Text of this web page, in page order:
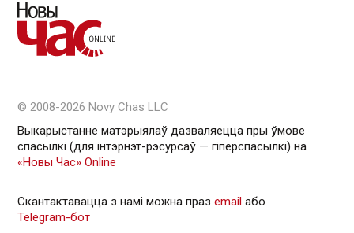
© 2008-2026 Novy Chas LLC
Выкарыстанне матэрыялаў дазваляецца пры ўмове
спасылкі (для інтэрнэт-рэсурсаў — гiперспасылкi) на
«Новы Час» Online
Скантактавацца з намі можна праз email або
Telegram-бот